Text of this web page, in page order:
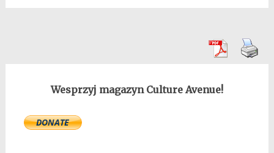
Wesprzyj magazyn Culture Avenue!